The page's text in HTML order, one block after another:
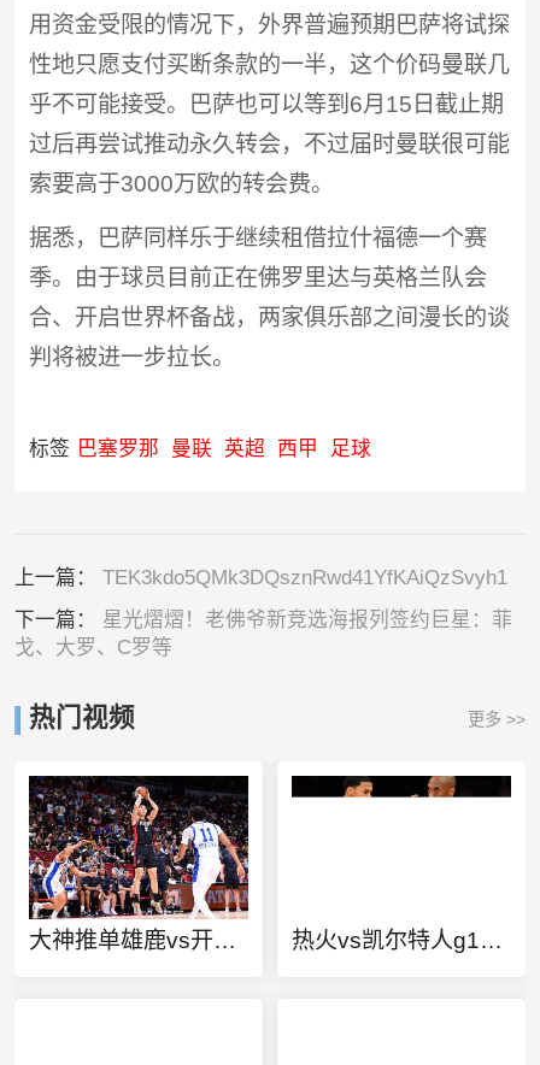
用资金受限的情况下，外界普遍预期巴萨将试探
性地只愿支付买断条款的一半，这个价码曼联几
乎不可能接受。巴萨也可以等到6月15日截止期
过后再尝试推动永久转会，不过届时曼联很可能
索要高于3000万欧的转会费。
据悉，巴萨同样乐于继续租借拉什福德一个赛
季。由于球员目前正在佛罗里达与英格兰队会
合、开启世界杯备战，两家俱乐部之间漫长的谈
判将被进一步拉长。
标签 巴塞罗那 曼联 英超 西甲 足球
上一篇： TEK3kdo5QMk3DQsznRwd41YfKAiQzSvyh1
下一篇： 星光熠熠！老佛爷新竞选海报列签约巨星：菲
戈、大罗、C罗等
热门视频 更多 >>
大神推单雄鹿vs开拓者 热火vs凯尔特人g1集锦